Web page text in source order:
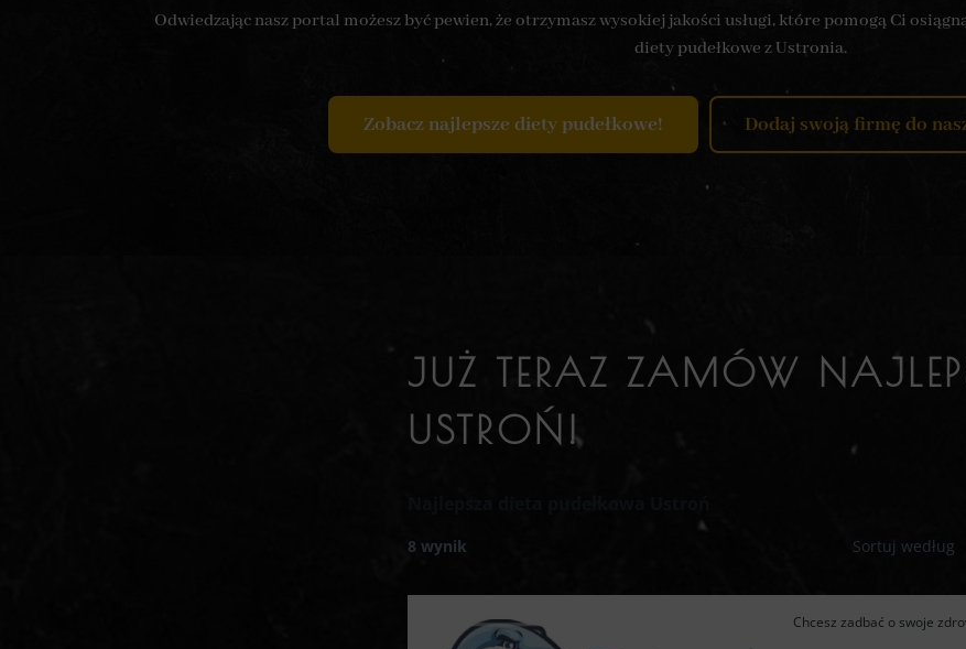
Odwiedzając nasz portal możesz być pewien, że otrzymasz wysokiej jakości usługi, które pomogą Ci
diety pudełkowe z Ustronia.
Zobacz najlepsze diety pudełkowe! Dodaj swoją firmę do
JUŻ TERAZ ZAMÓW
USTROŃ!
8 wynik Sortuj według
Chcesz zadbać o swoje